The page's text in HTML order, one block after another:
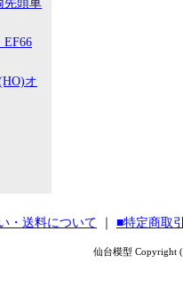
先頭車
オ
・送料について ■特定商取
仙台模型 Copyright